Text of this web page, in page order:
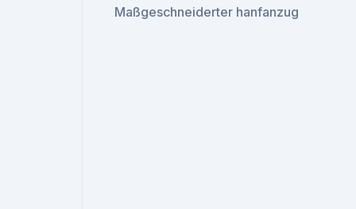
Maßgeschneiderter hanfanzug